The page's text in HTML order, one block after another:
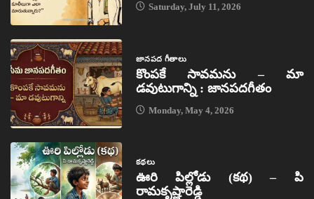
Saturday, July 11, 2026
జానపద గీతాలు
కొంపకే సావమను – మా
డవుటుగాన్ని : జానపదగీతం
Monday, May 4, 2026
కథలు
ఊరి పిల్లోడు (కథ) – పి
రామకృష్ణారెడ్డి